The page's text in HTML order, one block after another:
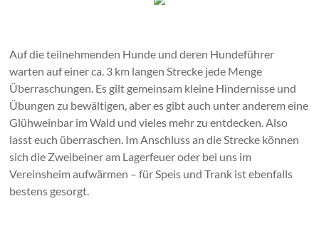
Auf die teilnehmenden Hunde und deren Hundeführer
warten auf einer ca. 3 km langen Strecke jede Menge
Überraschungen. Es gilt gemeinsam kleine Hindernisse und
Übungen zu bewältigen, aber es gibt auch unter anderem eine
Glühweinbar im Wald und vieles mehr zu entdecken. Also
lasst euch überraschen. Im Anschluss an die Strecke können
sich die Zweibeiner am Lagerfeuer oder bei uns im
Vereinsheim aufwärmen – für Speis und Trank ist ebenfalls
bestens gesorgt.